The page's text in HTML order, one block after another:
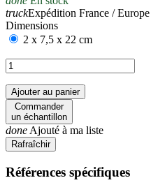
truckExpédition France / Europe
Dimensions
2 x 7,5 x 22 cm
Ajouter au panier
Commander
un échantillon
done Ajouté à ma liste
Références spécifiques